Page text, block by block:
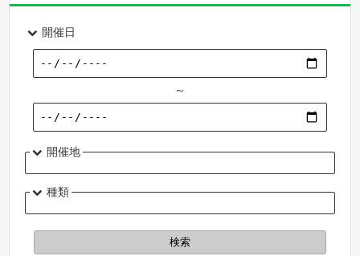
開催日
～
開催地
種類